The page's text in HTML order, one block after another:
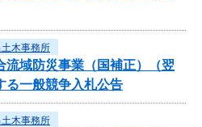
木事務所
域防災事業（国補正）（翌
一般競争入札公告
木事務所